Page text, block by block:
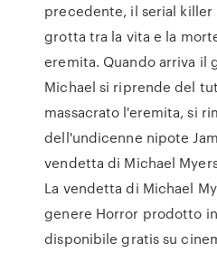
precedente, il serial killer
grotta tra la vita e la
eremita. Quando arriva il
Michael si riprende del
massacrato l'eremita, si
dell'undicenne nipote
vendetta di Michael
La vendetta di Michael
genere Horror prodotto in
disponibile gratis su